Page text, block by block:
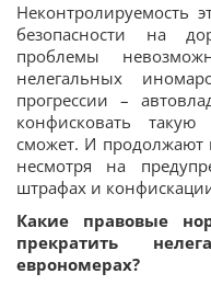
Неконтролируемость
безопасности на
проблемы
нелегальных
прогрессии –
конфисковать
сможет. И продолжают
несмотря на
штрафах и
Какие правовые
прекратить
еврономерах?